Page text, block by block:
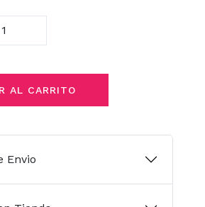
AL CARRITO
Envio